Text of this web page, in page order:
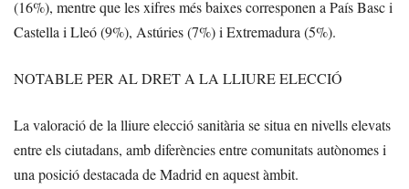
(16%), mentre que les xifres més baixes corresponen a País Basc i
Castella i Lleó (9%), Astúries (7%) i Extremadura (5%).
NOTABLE PER AL DRET A LA LLIURE ELECCIÓ
La valoració de la lliure elecció sanitària se situa en nivells elevats
entre els ciutadans, amb diferències entre comunitats autònomes i
una posició destacada de Madrid en aquest àmbit.